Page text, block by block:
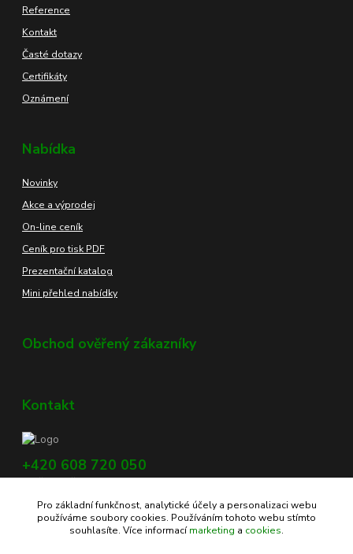
Reference
Kontakt
Časté dotazy
Certifikáty
Oznámení
Nabídka
Novinky
Akce a výprodej
On-line ceník
Ceník pro tisk PDF
Prezentační katalog
Mini přehled nabídky
Obchod ověřený zákazníky
Kontakt
+420 608 720 050
Využijte náš chat, vpravo dole na obrazovce.
info@profikoreni.cz
Pro základní funkčnost, analytické účely a personalizaci webu
používáme soubory cookies. Používáním tohoto webu stímto
souhlasíte. Více informacímarketing a cookies.